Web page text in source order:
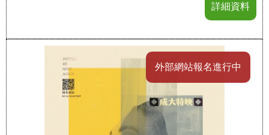
詳細資料
外部網站報名進行中